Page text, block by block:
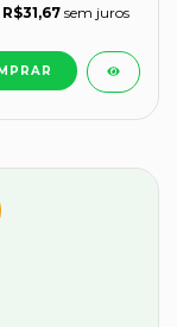
R$31,67 sem juros